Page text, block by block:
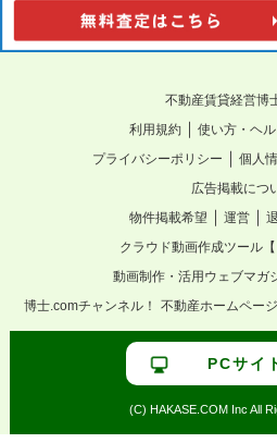
不動産賃貸経営博
利用規約 ｜ 使い方・ヘ
プライバシーポリシー ｜ 個人
広告掲載につ
物件掲載希望 ｜ 運営 ｜
クラウド動画作成ツール【
動画制作・活用ウェブマガ
博士.comチャンネル！
不動産ホームペー
PCサイ
(C) HAKASE.COM Inc All